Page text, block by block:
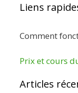
Liens
Comment
Prix et cours
Articles